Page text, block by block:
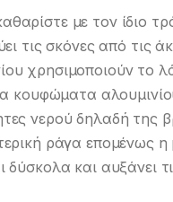
με τον ίδιο
τις σκόνες από τις
χρησιμοποιούν το
κουφώματα
νερού δηλαδή της
ράγα επομένως
και αυξάνει